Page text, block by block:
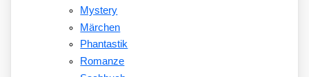
Mystery
Märchen
Phantastik
Romanze